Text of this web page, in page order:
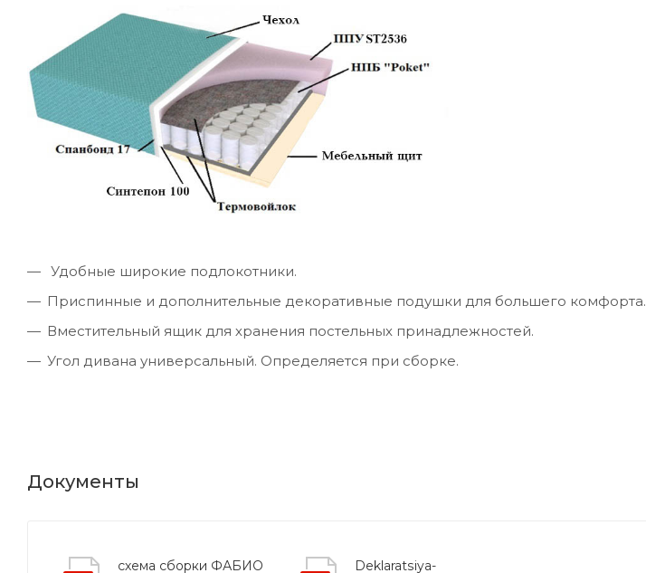
Удобные широкие подлокотники.
Приспинные и дополнительные декоративные подушки для большего комфорта.
Вместительный ящик для хранения постельных принадлежностей.
Угол дивана универсальный. Определяется при сборке.
Документы
схема сборки ФАБИО
Deklaratsiya-